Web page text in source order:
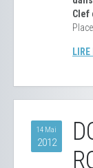
Clef
14 Mai
2012